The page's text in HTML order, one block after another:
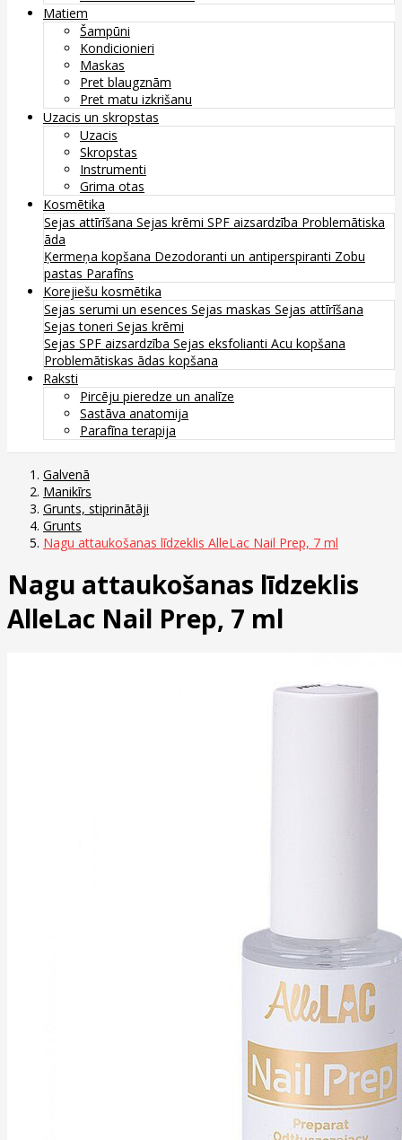
Matiem
Šampūni
Kondicionieri
Maskas
Pret blaugznām
Pret matu izkrišanu
Uzacis un skropstas
Uzacis
Skropstas
Instrumenti
Grima otas
Kosmētika
Sejas attīrīšana Sejas krēmi SPF aizsardzība Problemātiska
āda
Ķermeņa kopšana Dezodoranti un antiperspiranti Zobu
pastas Parafīns
Korejiešu kosmētika
Sejas serumi un esences Sejas maskas Sejas attīrīšana
Sejas toneri Sejas krēmi
Sejas SPF aizsardzība Sejas eksfolianti Acu kopšana
Problemātiskas ādas kopšana
Raksti
Pircēju pieredze un analīze
Sastāva anatomija
Parafīna terapija
Galvenā
Manikīrs
Grunts, stiprinātāji
Grunts
Nagu attaukošanas līdzeklis AlleLac Nail Prep, 7 ml
Nagu attaukošanas līdzeklis
AlleLac Nail Prep, 7 ml